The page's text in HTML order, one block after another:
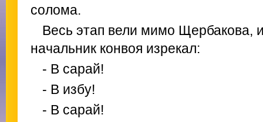
солома.
Весь этап вели мимо Щербакова,
начальник конвоя изрекал:
- В сарай!
- В избу!
- В сарай!